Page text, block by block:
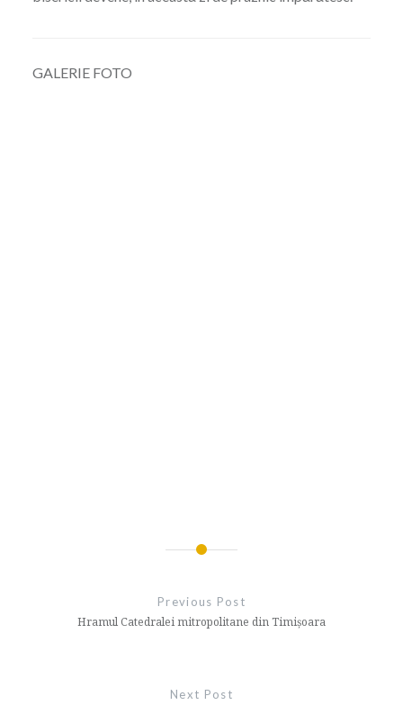
GALERIE FOTO
articole
Previous Post
Hramul Catedralei mitropolitane din Timișoara
Next Post